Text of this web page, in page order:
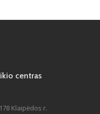
centras
Klaipėdos r.